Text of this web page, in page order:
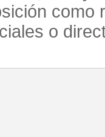
como
o